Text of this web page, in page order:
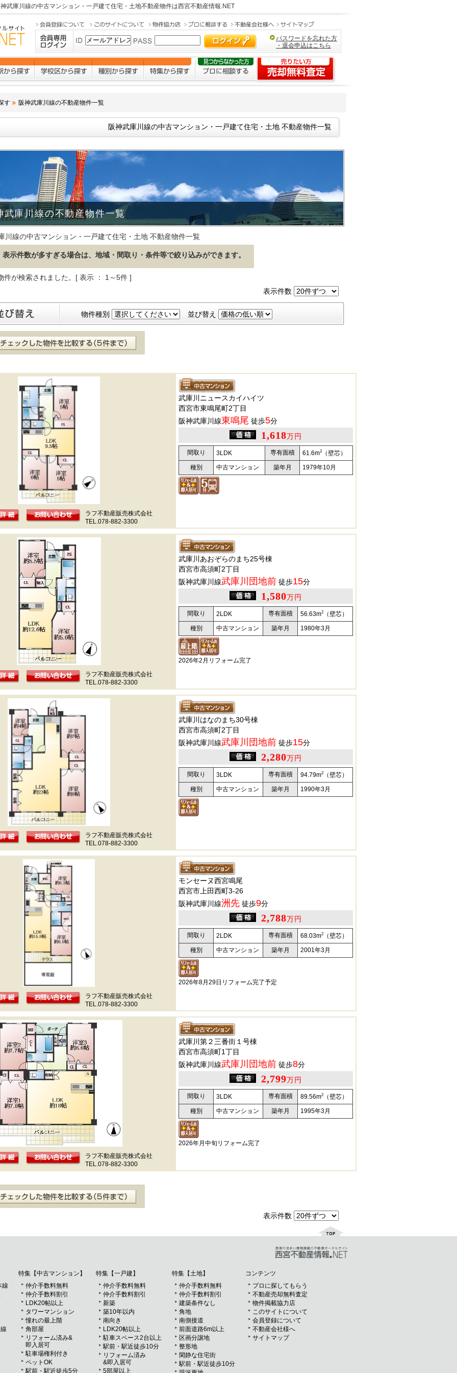
武庫川線の中古マンション・一戸建て住宅・土地不動産物件は西宮不動産情報.NET
パスワードを忘れた方
・退会申込はこちら
す 阪神武庫川線の不動産物件一覧
阪神武庫川線の中古マンション・一戸建て住宅・土地 不動産物件一覧
武庫川線の不動産物件一覧
川線の中古マンション・一戸建て住宅・土地 不動産物件一覧
表示件数が多すぎる場合は、地域・間取り・条件等で絞り込みができます。
件が検索されました。[ 表示 ： 1～5件 ]
表示件数
物件種別 並び替え
ラフ不動産販売株式会社
TEL.078-882-3300
武庫川ニュースカイハイツ
西宮市東鳴尾町2丁目
阪神武庫川線東鳴尾 徒歩5分
1,618万円
間取り 3LDK 専有面積 61.6m2
（壁芯）
種別
中古マンション 築年月 1979年10月
ラフ不動産販売株式会社
TEL.078-882-3300
武庫川あおぞらのまち25号棟
西宮市高須町2丁目
阪神武庫川線武庫川団地前 徒歩15分
1,580万円
間取り 2LDK 専有面積 56.63m2
（壁芯）
種別
中古マンション 築年月 1980年3月
2026年2月リフォーム完了
ラフ不動産販売株式会社
TEL.078-882-3300
武庫川はなのまち30号棟
西宮市高須町2丁目
阪神武庫川線武庫川団地前 徒歩15分
2,280万円
間取り 3LDK 専有面積 94.79m2
（壁芯）
種別
中古マンション 築年月 1990年3月
ラフ不動産販売株式会社
TEL.078-882-3300
モンセーヌ西宮鳴尾
西宮市上田西町3-26
阪神武庫川線洲先 徒歩9分
2,788万円
間取り 2LDK 専有面積 68.03m2
（壁芯）
種別
中古マンション 築年月 2001年3月
2026年8月29日リフォーム完了予定
ラフ不動産販売株式会社
TEL.078-882-3300
武庫川第２三番街１号棟
西宮市高須町1丁目
阪神武庫川線武庫川団地前 徒歩8分
2,799万円
間取り 3LDK 専有面積 89.56m2
（壁芯）
種別
中古マンション 築年月 1995年3月
2026年月中旬リフォーム完了
表示件数
線
特集【中古マンション】
仲介手数料無料
仲介手数料割引
LDK20帖以上
タワーマンション
憧れの最上階
角部屋
リフォーム済み&
即入居可
駐車場権利付き
ペットOK
駅前・駅近徒歩5分
特集【一戸建】
仲介手数料無料
仲介手数料割引
新築
築10年以内
南向き
LDK20帖以上
駐車スペース2台以上
駅前・駅近徒歩10分
リフォーム済み
&即入居可
5部屋以上
特集【土地】
仲介手数料無料
仲介手数料割引
建築条件なし
角地
南側接道
前面道路6m以上
区画分譲地
整形地
閑静な住宅街
駅前・駅近徒歩10分
コンテンツ
プロに探してもらう
不動産売却無料査定
物件掲載協力店
このサイトについて
会員登録について
不動産会社様へ
サイトマップ